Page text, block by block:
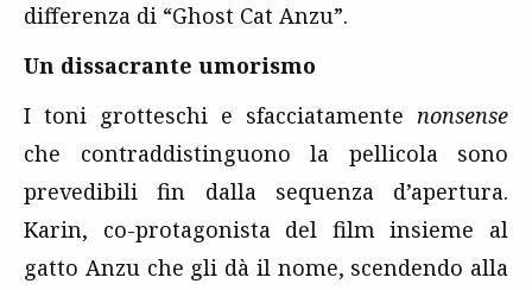
differenza di “Ghost Cat Anzu”.
Un dissacrante umorismo
I toni grotteschi e sfacciatamente nonsense
che contraddistinguono la pellicola sono
prevedibili fin dalla sequenza d’apertura.
Karin, co-protagonista del film insieme al
gatto Anzu che gli dà il nome, scendendo alla